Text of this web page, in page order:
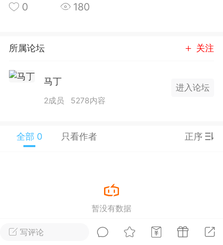
黄金一次一单1.0你们期待的一次一单
59 3.4k
EA+
EA 增加货币版EA
写评论
0 180
所属论坛 关注
马丁
2成员 5278内容
进入论坛
全部 0 只看作者 正序
暂没有数据